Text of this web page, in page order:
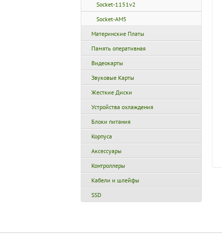
Socket-1151v2
Socket-AM5
Материнские Платы
Память оперативная
Видеокарты
Звуковые Карты
Жесткие Диски
Устройства охлаждения
Блоки питания
Корпуса
Аксессуары
Контроллеры
Кабели и шлейфы
SSD